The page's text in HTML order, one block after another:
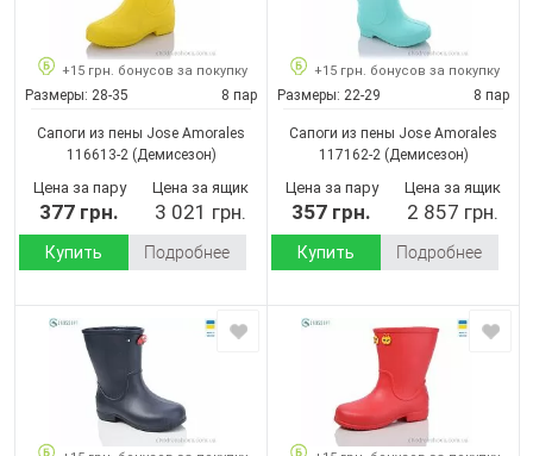
+15 грн. бонусов за покупку
Размеры: 28-35 8 пар
Сапоги из пены Jose Amorales
116613-2(Демисезон)
Цена за пару
377 грн.
Цена за ящик
3 021 грн.
Купить Подробнее
+15 грн. бонусов за покупку
Размеры: 22-29 8 пар
Сапоги из пены Jose Amorales
117162-2(Демисезон)
Цена за пару
357 грн.
Цена за ящик
2 857 грн.
Купить Подробнее